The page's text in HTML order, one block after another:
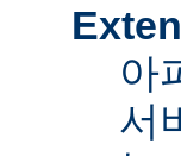
아
서